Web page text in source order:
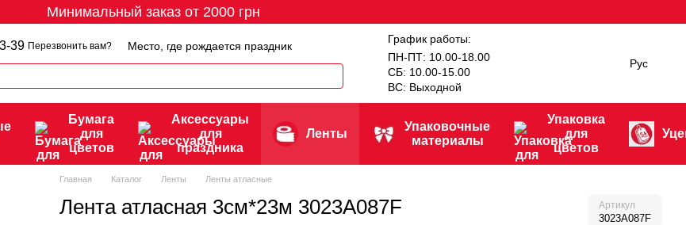
Минимальный заказ от 2000 грн
39 Перезвонить вам? Место, где рождается праздник
График работы:
ПН-ПТ: 10.00-18.00
СБ: 10.00-15.00
ВС: Выходной
Рус
Бумага
для
цветов
Аксессуары
для
праздника
Ленты
Упаковочные
материалы
Упаковка
для
цветов
Главная Каталог Ленты Ленты атласные
Лента атласная 3см*23м 3023A087F Артикул
3023A087F